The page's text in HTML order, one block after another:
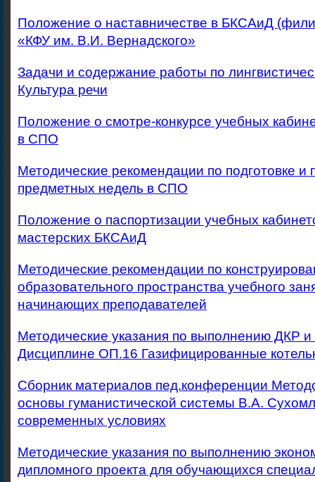
Положение о наставничестве в БКСАиД
«КФУ им. В.И. Вернадского»
Задачи и содержание работы по
Культура речи
Положение о смотре-конкурсе учебных
в СПО
Методические рекомендации по подготовке и
предметных недель в СПО
Положение о паспортизации учебных
мастерских БКСАиД
Методические рекомендации по
образовательного пространства учебного
начинающих преподавателей
Методические указания по выполнению ДКР и
Дисциплине ОП.16 Газифицированные
Сборник материалов пед.конференции
основы гуманистической системы В.А.
современных условиях
Методические указания по выполнению
дипломного проекта для обучающихся